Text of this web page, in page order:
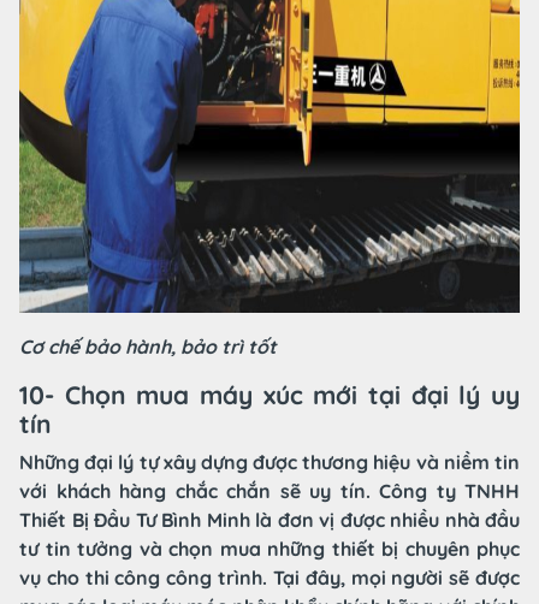
Cơ chế bảo hành, bảo trì tốt
10- Chọn mua máy xúc mới tại đại lý uy
tín
Những đại lý tự xây dựng được thương hiệu và niềm tin
với khách hàng chắc chắn sẽ uy tín. Công ty TNHH
Thiết Bị Đầu Tư Bình Minh là đơn vị được nhiều nhà đầu
tư tin tưởng và chọn mua những thiết bị chuyên phục
vụ cho thi công công trình. Tại đây, mọi người sẽ được